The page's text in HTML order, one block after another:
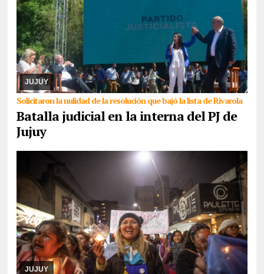
JUJUY
Solicitaron la nulidad de la resolución que bajó la lista de Rivarola
Batalla judicial en la interna del PJ de
Jujuy
05/08/2026
Cuando ya parecía que la senadora nacional
Carolina Moisés se haría del control del PJ en Jujuy, la lista que
había sido dejada fuera de la contienda ...
JUJUY
05/08/2026 La medida de fuerza es llevada a cabo por maestros
y maestras de base de ADEP, que hoy, se presentarán tanto en el
Ministerio de Educación como en Ca ...